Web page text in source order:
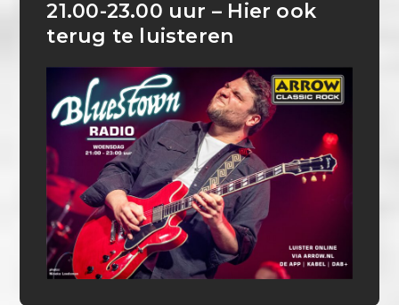
21.00-23.00 uur – Hier ook
terug te luisteren